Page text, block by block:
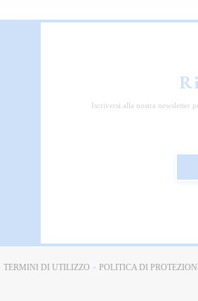
Iscriversi alla nostra newsletter
TERMINI DI UTILIZZO POLITICA DI